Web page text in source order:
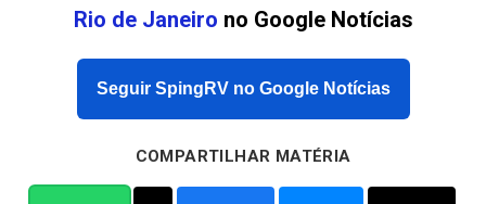
Rio de Janeiro no Google Notícias
Seguir SpingRV no Google Notícias
COMPARTILHAR MATÉRIA